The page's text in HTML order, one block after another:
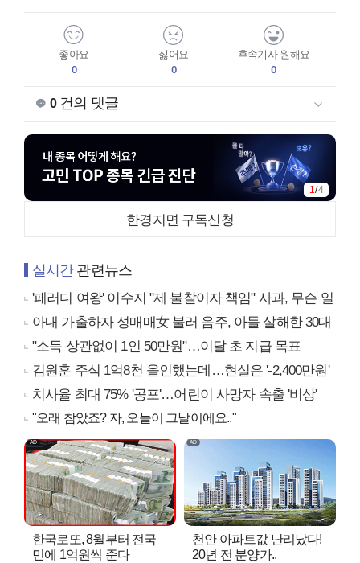
좋아요
0
싫어요
0
후속기사 원해요
0
0건의 댓글
1/4
한경지면 구독신청
실시간관련뉴스
'패러디 여왕' 이수지 "제 불찰이자 책임" 사과, 무슨 일
아내 가출하자 성매매女 불러 음주, 아들 살해한 30대
"소득 상관없이 1인 50만원"…이달 초 지급 목표
김원훈 주식 1억8천 올인했는데…현실은 '-2,400만원'
치사율 최대 75% '공포'…어린이 사망자 속출 '비상'
"오래 참았죠? 자, 오늘이 그날이에요.."
한국로또, 8월부터 전국
민에 1억원씩 준다
천안 아파트값 난리났다!
20년 전 분양가..